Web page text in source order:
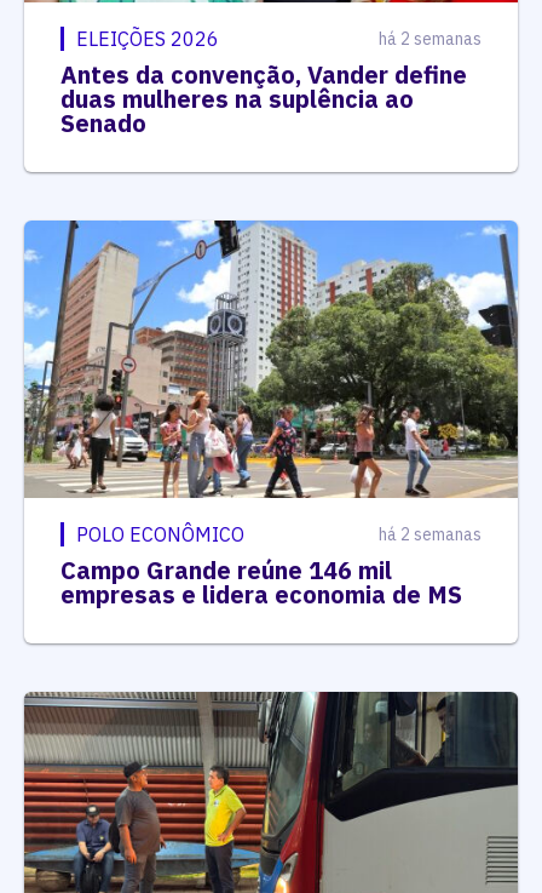
ELEIÇÕES 2026 há 2 semanas
Antes da convenção, Vander define
duas mulheres na suplência ao
Senado
POLO ECONÔMICO há 2 semanas
Campo Grande reúne 146 mil
empresas e lidera economia de MS